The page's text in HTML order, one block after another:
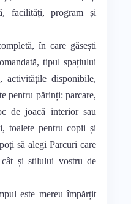
facilități, program și
în care găsești
tipul spațiului
activitățile disponibile,
pentru părinți: parcare,
de joacă interior sau
toalete pentru copii și
să alegi Parcuri care
și stilului vostru de
este mereu împărțit